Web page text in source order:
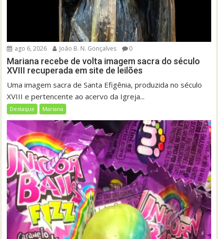
ago 6, 2026 João B. N. Gonçalves 0
Mariana recebe de volta imagem sacra do século
XVIII recuperada em site de leilões
Uma imagem sacra de Santa Efigênia, produzida no século
XVIII e pertencente ao acervo da Igreja...
Destaque Mariana